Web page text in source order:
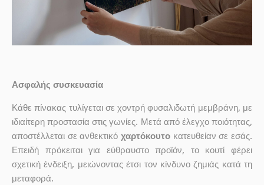
Ασφαλής συσκευασία
Κάθε πίνακας τυλίγεται σε χοντρή φυσαλιδωτή μεμβράνη, με
ιδιαίτερη προστασία στις γωνίες. Μετά από έλεγχο ποιότητας,
αποστέλλεται σε ανθεκτικό χαρτόκουτο κατευθείαν σε εσάς.
Επειδή πρόκειται για εύθραυστο προϊόν, το κουτί φέρει
σχετική ένδειξη, μειώνοντας έτσι τον κίνδυνο ζημιάς κατά τη
μεταφορά.